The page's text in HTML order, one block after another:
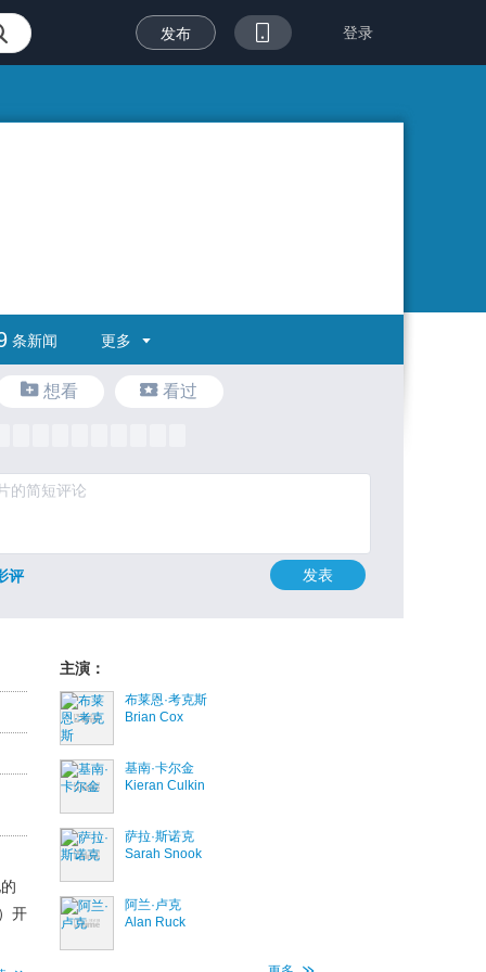
发布 登录
条新闻 更多
想看 看过
评 发表
开
主演：
布莱恩·考克斯
Brian Cox
基南·卡尔金
Kieran Culkin
萨拉·斯诺克
Sarah Snook
阿兰·卢克
Alan Ruck